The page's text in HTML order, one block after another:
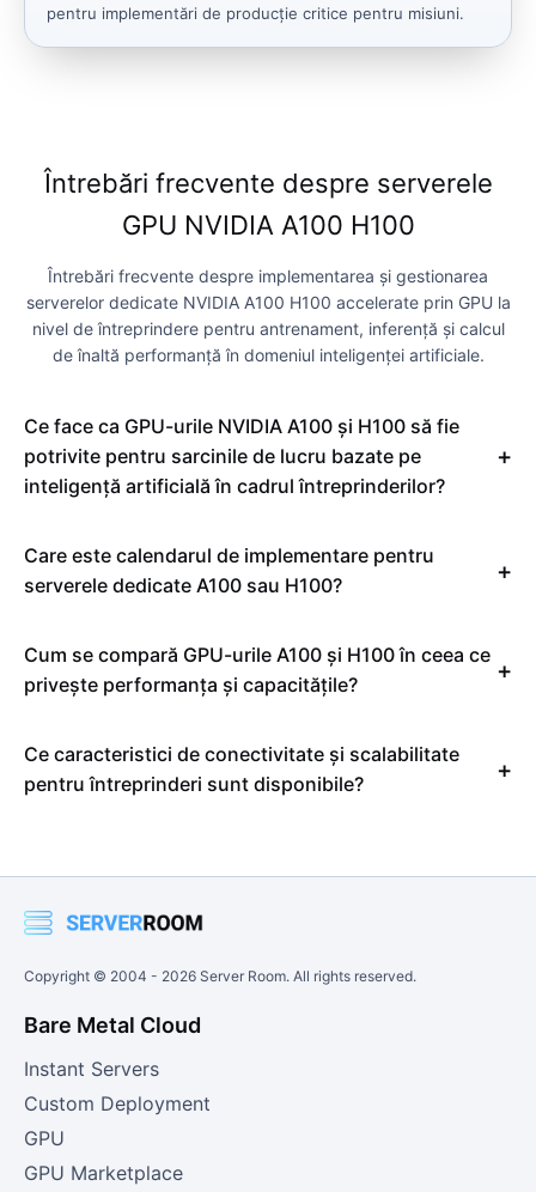
pentru implementări de producție critice pentru misiuni.
Întrebări frecvente despre serverele
GPU NVIDIA A100 H100
Întrebări frecvente despre implementarea și gestionarea
serverelor dedicate NVIDIA A100 H100 accelerate prin GPU la
nivel de întreprindere pentru antrenament, inferență și calcul
de înaltă performanță în domeniul inteligenței artificiale.
Ce face ca GPU-urile NVIDIA A100 și H100 să fie
potrivite pentru sarcinile de lucru bazate pe
inteligență artificială în cadrul întreprinderilor?
Care este calendarul de implementare pentru
serverele dedicate A100 sau H100?
Cum se compară GPU-urile A100 și H100 în ceea ce
privește performanța și capacitățile?
Ce caracteristici de conectivitate și scalabilitate
pentru întreprinderi sunt disponibile?
Copyright © 2004 - 2026 Server Room. All rights reserved.
Bare Metal Cloud
Instant Servers
Custom Deployment
GPU
GPU Marketplace